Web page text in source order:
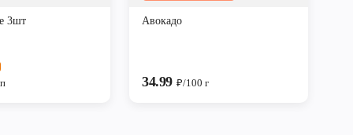
3шт Авокадо
34.99 ₽/100 г